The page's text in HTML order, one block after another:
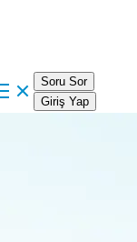
Soru Sor
Giriş Yap